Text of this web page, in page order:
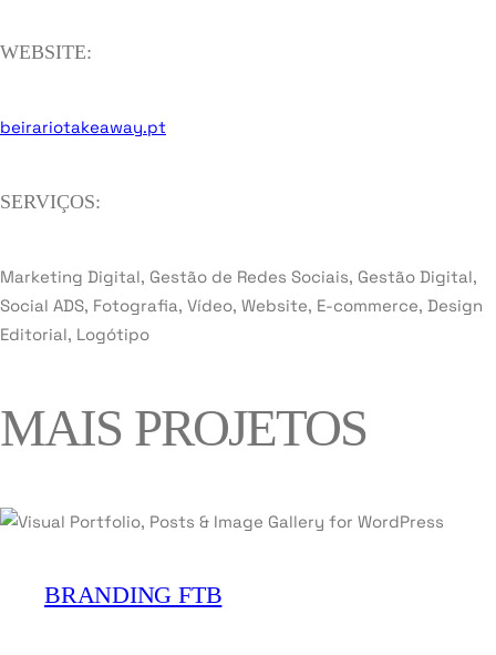
WEBSITE:
beirariotakeaway.pt
SERVIÇOS:
Marketing Digital, Gestão de Redes Sociais, Gestão Digital,
Social ADS, Fotografia, Vídeo, Website, E-commerce, Design
Editorial, Logótipo
MAIS PROJETOS
BRANDING FTB